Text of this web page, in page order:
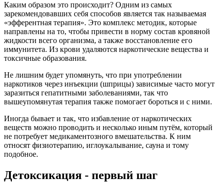
Каким образом это происходит? Одним из самых
зарекомендовавших себя способов является так называемая
«эфферентная терапия». Это комплекс методик, которые
направлены на то, чтобы привести в норму состав кровяной
жидкости всего организма, а также восстановление его
иммунитета. Из крови удаляются наркотические вещества и
токсичные образования.
Не лишним будет упомянуть, что при употреблении
наркотиков через инъекции (шприцы) зависимые часто могут
заразиться гепатитными заболеваниями, так что
вышеупомянутая терапия также помогает бороться и с ними.
Иногда бывает и так, что избавление от наркотических
веществ можно проводить и несколько иным путём, который
не потребует медикаментозного вмешательства. К ним
относят физиотерапию, иглоукалывание, сауна и тому
подобное.
Детоксикация - первый шаг